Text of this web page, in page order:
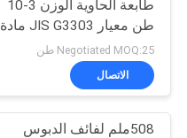
اطلب
اقتباس
خريطة
24
طابعة الحاوية الوزن 3-10
طن معيار JIS G3303 مادة
قوية مناسبة لصناعة تغليف
الأغذية
Negotiated MOQ:25 طن
الاتصال
508ملم لفائف الدبوس